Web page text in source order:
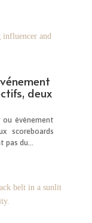
deux
ou événement
scoreboards
du...